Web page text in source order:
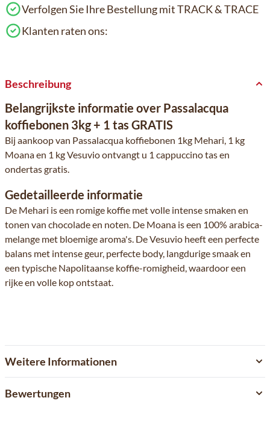
Verfolgen Sie Ihre Bestellung mit TRACK & TRACE
Klanten raten ons:
Beschreibung
Belangrijkste informatie over Passalacqua
koffiebonen 3kg + 1 tas GRATIS
Bij aankoop van Passalacqua koffiebonen 1kg Mehari, 1 kg
Moana en 1 kg Vesuvio ontvangt u 1 cappuccino tas en
ondertas gratis.
Gedetailleerde informatie
De Mehari is een romige koffie met volle intense smaken en
tonen van chocolade en noten. De Moana is een 100% arabica-
melange met bloemige aroma's. De Vesuvio heeft een perfecte
balans met intense geur, perfecte body, langdurige smaak en
een typische Napolitaanse koffie-romigheid, waardoor een
rijke en volle kop ontstaat.
Weitere Informationen
Bewertungen